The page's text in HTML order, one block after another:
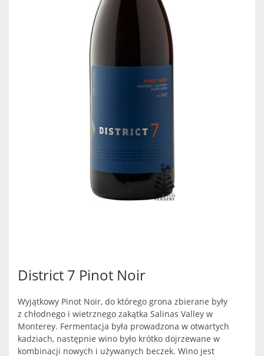
District 7 Pinot Noir
Wyjątkowy Pinot Noir, do którego grona zbierane były
z chłodnego i wietrznego zakątka Salinas Valley w
Monterey. Fermentacja była prowadzona w otwartych
kadziach, następnie wino było krótko dojrzewane w
kombinacji nowych i używanych beczek. Wino jest